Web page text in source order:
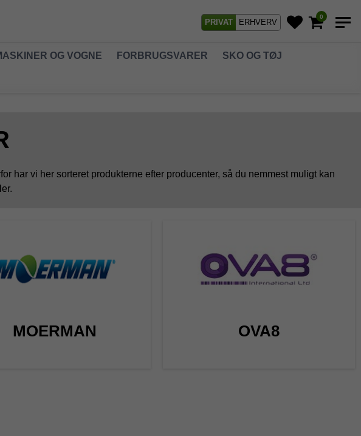
PRIVAT ERHVERV
0
OG VOGNE FORBRUGSVARER SKO OG TØJ
har vi her sorteret produkterne efter producenter, så du nemmest muligt kan
MOERMAN OVA8